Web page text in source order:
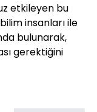
etkileyen bu
insanları ile
bulunarak,
gerektiğini